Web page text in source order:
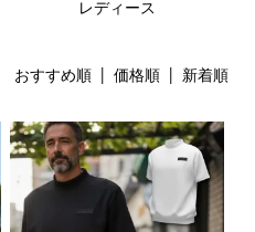
レディース
おすすめ順 | 価格順 新着順